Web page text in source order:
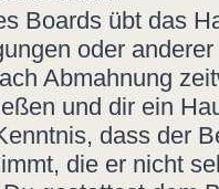
Boards übt das
oder
Abmahnung
und dir ein
dass der
die er nicht